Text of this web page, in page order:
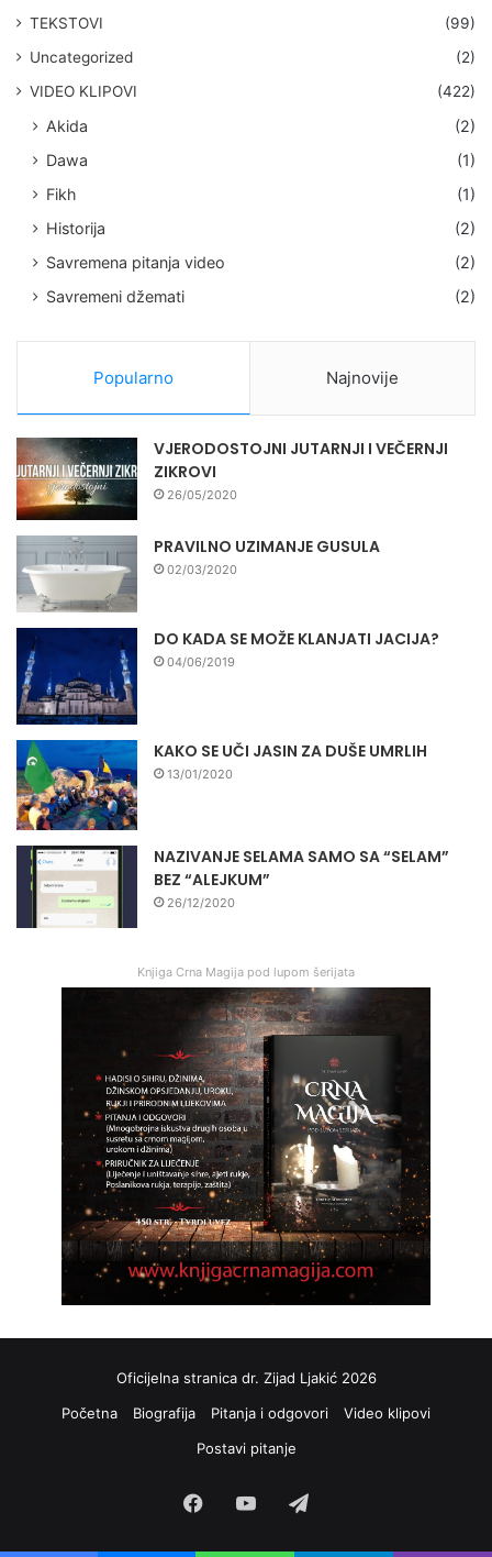
TEKSTOVI
(99)
Uncategorized
(2)
VIDEO KLIPOVI
(422)
Akida
(2)
Dawa
(1)
Fikh
(1)
Historija
(2)
Savremena pitanja video
(2)
Savremeni džemati
(2)
Popularno Najnovije
VJERODOSTOJNI JUTARNJI I VEČERNJI
ZIKROVI
26/05/2020
PRAVILNO UZIMANJE GUSULA
02/03/2020
DO KADA SE MOŽE KLANJATI JACIJA?
04/06/2019
KAKO SE UČI JASIN ZA DUŠE UMRLIH
13/01/2020
NAZIVANJE SELAMA SAMO SA “SELAM”
BEZ “ALEJKUM”
26/12/2020
Knjiga Crna Magija pod lupom šerijata
Oficijelna stranica dr. Zijad Ljakić 2026
Početna
Biografija Pitanja i odgovori
Video klipovi
Postavi pitanje
FacebookYouTube